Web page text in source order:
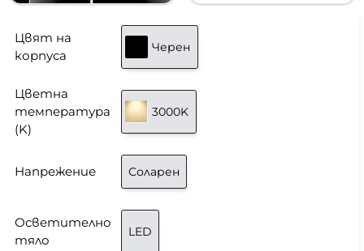
Цвят на
корпуса
Черен
Цветна
температура
(K)
3000K
Напрежение Соларен
Осветително
тяло
LED